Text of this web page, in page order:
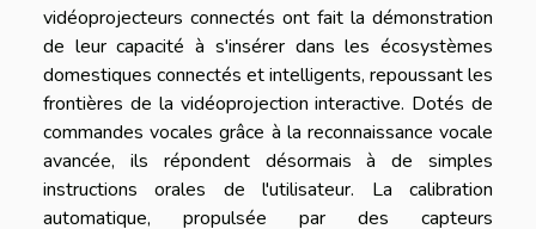
vidéoprojecteurs connectés ont fait la démonstration
de leur capacité à s'insérer dans les écosystèmes
domestiques connectés et intelligents, repoussant les
frontières de la vidéoprojection interactive. Dotés de
commandes vocales grâce à la reconnaissance vocale
avancée, ils répondent désormais à de simples
instructions orales de l'utilisateur. La calibration
automatique, propulsée par des capteurs